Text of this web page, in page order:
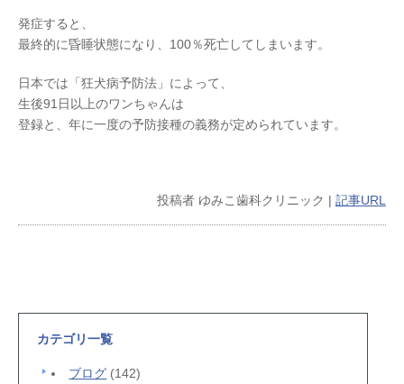
発症すると、
最終的に昏睡状態になり、100％死亡してしまいます。
日本では「狂犬病予防法」によって、
生後91日以上のワンちゃんは
登録と、年に一度の予防接種の義務が定められています。
投稿者 ゆみこ歯科クリニック | 記事URL
カテゴリ一覧
ブログ (142)